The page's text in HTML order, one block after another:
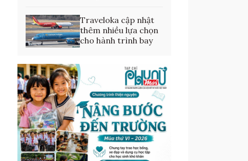
Traveloka cập nhật
thêm nhiều lựa chọn
cho hành trình bay